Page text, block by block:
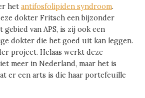
het antifosfolipiden syndroom.
dokter Fritsch een bijzonder
van APS, is zij ook een
dokter die het goed uit kan leggen.
project. Helaas werkt deze
meer in Nederland, maar het is
er een arts is die haar portefeuille